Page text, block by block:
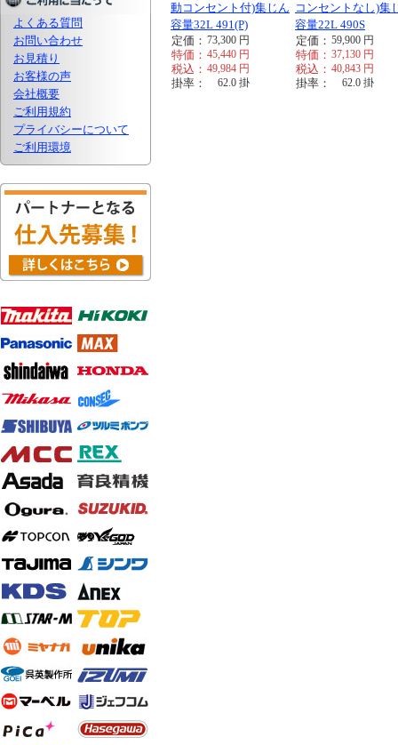
よくある質問
お問い合わせ
お見積り
お客様の声
会社概要
ご利用規約
プライバシーについて
ご利用環境
動コンセント付)集じん
容量32L 491(P)
定価： 73,300 円
特価： 45,440 円
税込： 49,984 円
掛率： 62.0 掛
コンセントなし)集
容量22L 490S
定価： 59,900 円
特価： 37,130 円
税込： 40,843 円
掛率： 62.0 掛